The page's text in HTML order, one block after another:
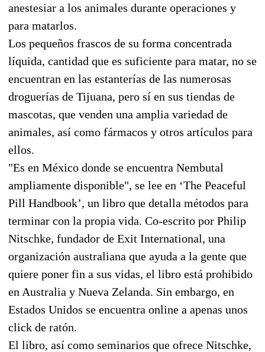
anestesiar a los animales durante operaciones y
para matarlos.
Los pequeños frascos de su forma concentrada
líquida, cantidad que es suficiente para matar, no se
encuentran en las estanterías de las numerosas
droguerías de Tijuana, pero sí en sus tiendas de
mascotas, que venden una amplia variedad de
animales, así como fármacos y otros artículos para
ellos.
"Es en México donde se encuentra Nembutal
ampliamente disponible", se lee en ‘The Peaceful
Pill Handbook’, un libro que detalla métodos para
terminar con la propia vida. Co-escrito por Philip
Nitschke, fundador de Exit International, una
organización australiana que ayuda a la gente que
quiere poner fin a sus vidas, el libro está prohibido
en Australia y Nueva Zelanda. Sin embargo, en
Estados Unidos se encuentra online a apenas unos
click de ratón.
El libro, así como seminarios que ofrece Nitschke,